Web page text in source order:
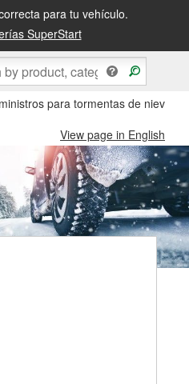
para tu vehículo.
SuperStart
para tormentas de nieve -
View page in English